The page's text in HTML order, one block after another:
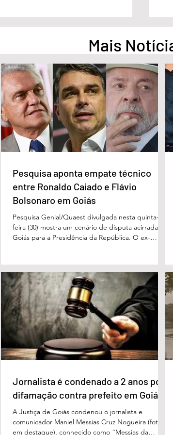
Pesquisa aponta empate
técnico entre Ronaldo Caiado
e Flávio Bolsonaro em Goiás
Mais
Pesquisa aponta empate técnico
entre Ronaldo Caiado e Flávio
Bolsonaro em Goiás
Pesquisa Genial/Quaest divulgada nesta quinta-
feira (30) mostra um cenário de disputa acirrada em
Goiás para a Presidência da República. O ex-
27%. Considerando a margem de erro de três
pontos percentuais, os dois estão em empate
técnico. Na terceira colocação está o presidente
Luiz Inácio Lula da Silva (PT), com 23% das
intenções de voto. Os
Jornalista é condenado a 2 anos por
difamação contra prefeito em Goiás
A Justiça de Goiás condenou o jornalista e
comunicador Maniel Messias Cruz Nogueira (foto
em destaque), conhecido como “Messias da